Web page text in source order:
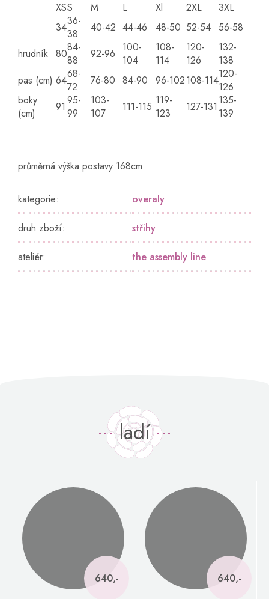
XSS M L Xl 2XL
3XL
3436-
38
40-42 44-46 48-50 52-54 56-58
hrudník 8084-
88
92-96
100-
104
108-
114
120-
126
132-
138
pas (cm) 6468-
72
76-80 84-90 96-102108-114120-
126
boky
(cm)
91 95-
99
103-
107
111-115 119-
123
127-131 135-
139
průměrná výška postavy 168cm
kategorie: overaly
druh zboží: střihy
ateliér: the assembly line
ladí
640,- 640,-